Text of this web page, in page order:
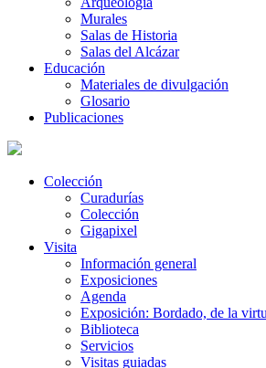
Murales
Salas de Historia
Salas del Alcázar
Educación
Materiales de divulgación
Glosario
Publicaciones
Colección
Curadurías
Colección
Gigapixel
Visita
Información general
Exposiciones
Agenda
Exposición: Bordado, de la
Biblioteca
Servicios
Visitas guiadas